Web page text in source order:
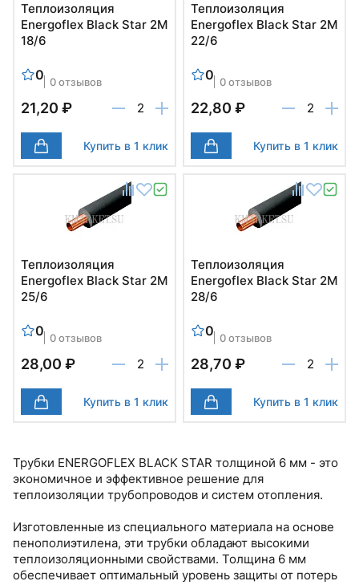
Теплоизоляция
Energoflex Black Star 2М
18/6
0 0 отзывов
21,20 ₽
Купить в 1 клик
Теплоизоляция
Energoflex Black Star 2М
22/6
0 0 отзывов
22,80 ₽
Купить в 1 клик
Теплоизоляция
Energoflex Black Star 2М
25/6
0 0 отзывов
28,00 ₽
Купить в 1 клик
Теплоизоляция
Energoflex Black Star 2М
28/6
0 0 отзывов
28,70 ₽
Купить в 1 клик
Трубки ENERGOFLEX BLACK STAR толщиной 6 мм - это
экономичное и эффективное решение для
теплоизоляции трубопроводов и систем отопления.
Изготовленные из специального материала на основе
пенополиэтилена, эти трубки обладают высокими
теплоизоляционными свойствами. Толщина 6 мм
обеспечивает оптимальный уровень защиты от потерь